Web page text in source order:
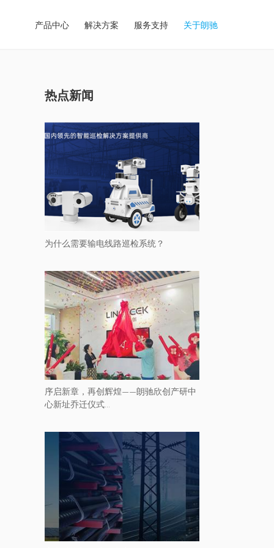
产品中心 解决方案 服务支持 关于朗驰
热点新闻
为什么需要输电线路巡检系统？
序启新章，再创辉煌——朗驰欣创产研中
心新址乔迁仪式...